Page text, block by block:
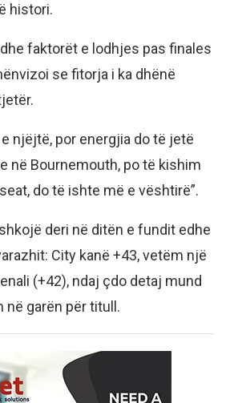
histori.
faktorët e lodhjes pas finales
se fitorja i ka dhënë
njëjtë, por energjia do të jetë
në Bournemouth, po të kishim
do të ishte më e vështirë”.
deri në ditën e fundit edhe
City kanë +43, vetëm një
(+42), ndaj çdo detaj mund
garën për titull.